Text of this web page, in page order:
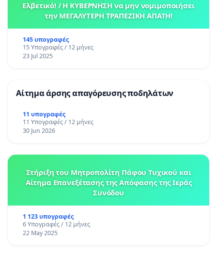
Ελβετικό! / Η ΚΥΒΕΡΝΗΣΗ να μην νομιμοποιήσει
την ΜΕΓΑΛΥΤΕΡΗ ΤΡΑΠΕΖΙΚΗ ΑΠΑΤΗ!
145 υπογραφές
15 Υπογραφές / 12 μήνες
23 Jul 2025
Αίτημα άρσης απαγόρευσης ποδηλάτων
11 υπογραφές
11 Υπογραφές / 12 μήνες
30 Jun 2026
Στήριξη του Μητροπολίτη Πάφου Τυχικού και
Αίτημα Επανεξέτασης της Απόφασης της Ιεράς
Συνόδου
1 123 υπογραφές
6 Υπογραφές / 12 μήνες
22 May 2025